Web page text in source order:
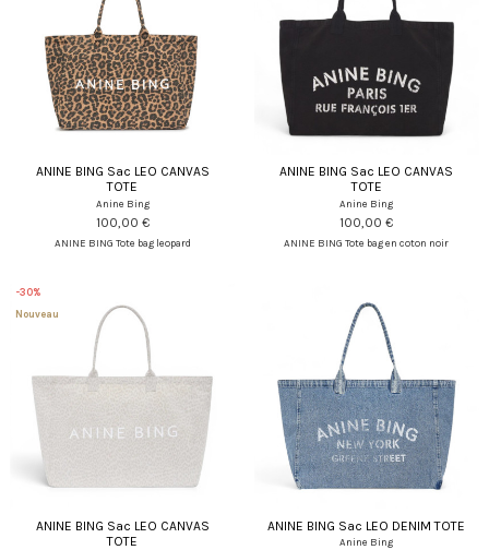
ANINE BING Sac LEO CANVAS
TOTE
Anine Bing
100,00 €
ANINE BING Tote bag leopard
ANINE BING Sac LEO CANVAS
TOTE
Anine Bing
100,00 €
ANINE BING Tote bag en coton noir
-30%
Nouveau
ANINE BING Sac LEO CANVAS
TOTE
ANINE BING Sac LEO DENIM TOTE
Anine Bing